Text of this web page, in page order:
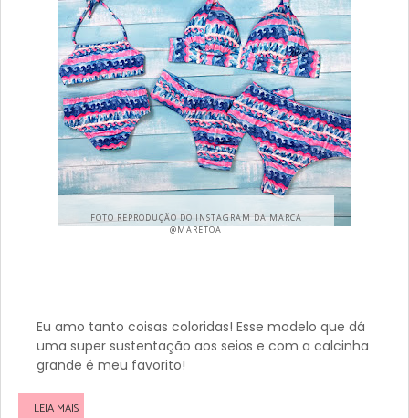
FOTO REPRODUÇÃO DO INSTAGRAM DA MARCA
@MARETOA
Eu amo tanto coisas coloridas! Esse modelo que dá
uma super sustentação aos seios e com a calcinha
grande é meu favorito!
LEIA MAIS